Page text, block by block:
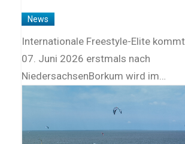
News
Internationale Freestyle-Elite
07. Juni 2026 erstmals nach
NiedersachsenBorkum wird im…